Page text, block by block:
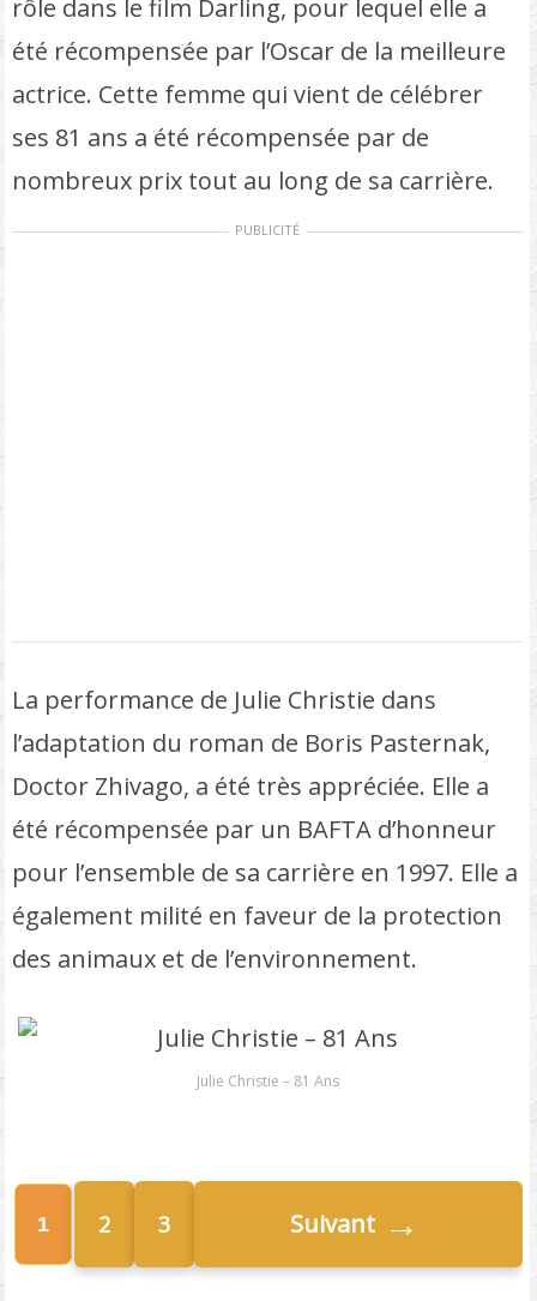
rôle dans le film Darling, pour lequel elle a
été récompensée par l’Oscar de la meilleure
actrice. Cette femme qui vient de célébrer
ses 81 ans a été récompensée par de
nombreux prix tout au long de sa carrière.
PUBLICITÉ
La performance de Julie Christie dans
l’adaptation du roman de Boris Pasternak,
Doctor Zhivago, a été très appréciée. Elle a
été récompensée par un BAFTA d’honneur
pour l’ensemble de sa carrière en 1997. Elle a
également milité en faveur de la protection
des animaux et de l’environnement.
Julie Christie – 81 Ans
1 2 3 Suivant →